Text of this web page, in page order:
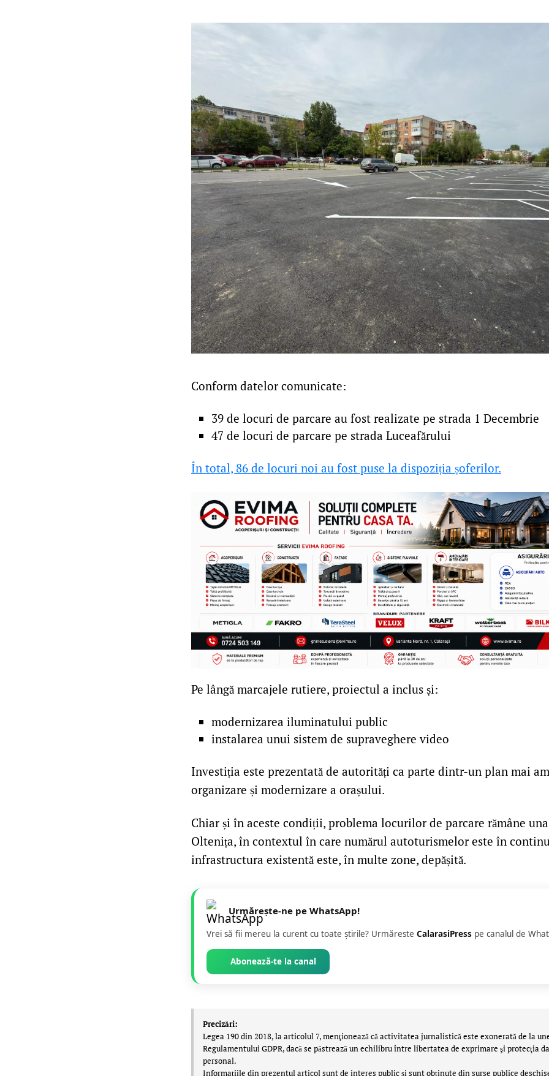
Conform datelor comunicate:
39 de locuri de parcare au fost realizate pe strada 1 Decembrie
47 de locuri de parcare pe strada Luceafărului
În total, 86 de locuri noi au fost puse la dispoziția șoferilor.
Pe lângă marcajele rutiere, proiectul a inclus și:
modernizarea iluminatului public
instalarea unui sistem de supraveghere video
Investiția este prezentată de autorități ca parte dintr-un plan mai
organizare și modernizare a orașului.
Chiar și în aceste condiții, problema locurilor de parcare rămâne
Oltenița, în contextul în care numărul autoturismelor este în
infrastructura existentă este, în multe zone, depășită.
Urmărește-ne pe WhatsApp!
Vrei să fii mereu la curent cu toate știrile? Urmăreste CalarasiPress pe canalul de
Abonează-te la canal
Precizări:
Legea 190 din 2018, la articolul 7, menţionează că activitatea jurnalistică este exonerată de la
Regulamentului GDPR, dacă se păstrează un echilibru între libertatea de exprimare şi protecţia
personal.
Informațiile din prezentul articol sunt de interes public și sunt obținute din surse publice